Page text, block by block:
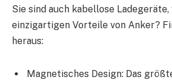
Sie sind auch kabellose Ladegeräte,
einzigartigen Vorteile von Anker?
heraus:
Magnetisches Design: Das